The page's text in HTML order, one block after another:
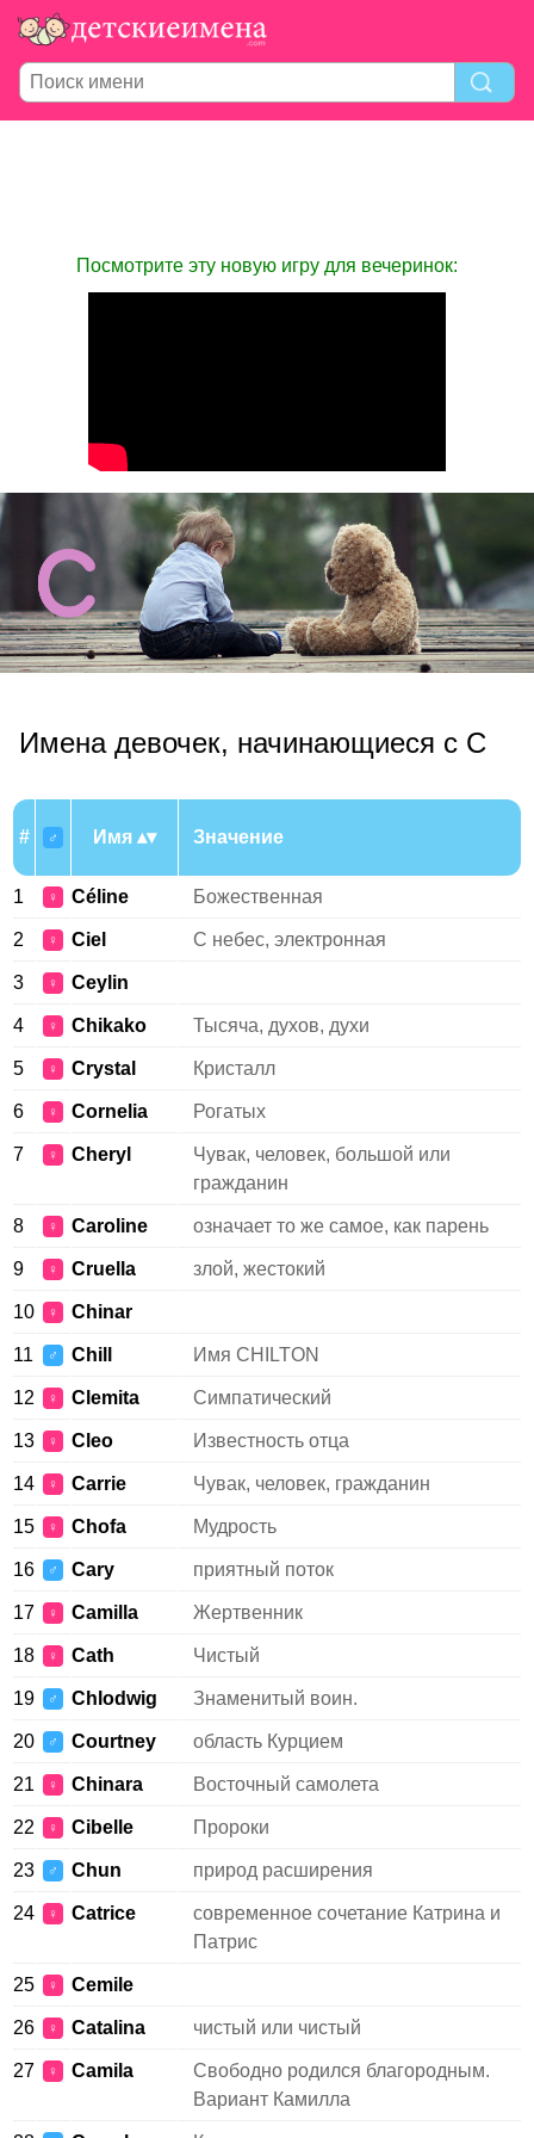
Посмотрите эту новую игру для вечеринок:
Имена девочек, начинающиеся с C
# ♂ Имя Значение
1 ♀ Céline Божественная
2 ♀ Ciel С небес, электронная
3 ♀ Ceylin
4 ♀ Chikako Тысяча, духов, духи
5 ♀ Crystal Кристалл
6 ♀ Cornelia Рогатых
7 ♀ Cheryl
Чувак, человек, большой или
гражданин
8 ♀ Caroline означает то же самое, как парень
9 ♀ Cruella злой, жестокий
10 ♀ Chinar
11 ♂ Chill Имя CHILTON
12 ♀ Clemita Симпатический
13 ♀ Cleo Известность отца
14 ♀ Carrie Чувак, человек, гражданин
15 ♀ Chofa Мудрость
16 ♂ Cary приятный поток
17 ♀ Camilla Жертвенник
18 ♀ Cath Чистый
19 ♂ Chlodwig Знаменитый воин.
20 ♂ Courtney область Курцием
21 ♀ Chinara Восточный самолета
22 ♀ Cibelle Пророки
23 ♂ Chun природ расширения
24 ♀ Catrice
современное сочетание Катрина и
Патрис
25 ♀ Cemile
26 ♀ Catalina чистый или чистый
27 ♀ Camila
Свободно родился благородным.
Вариант Камилла